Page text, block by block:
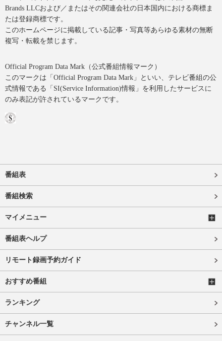
Brands LLCおよび／またはその関連会社の日本国内における商標ま
たは登録商標です。
このホームページに掲載している記事・写真等あらゆる素材の無断
複写・転載を禁じます。
Official Program Data Mark（公式番組情報マーク）
このマークは「Official Program Data Mark」といい、テレビ番組の公
式情報である「SI(Service Information)情報」を利用したサービスに
のみ表記が許されているマークです。
番組表
番組検索
マイメニュー
番組表ヘルプ
リモート録画予約ガイド
おすすめ番組
ランキング
チャンネル一覧